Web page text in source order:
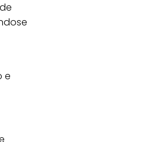
e